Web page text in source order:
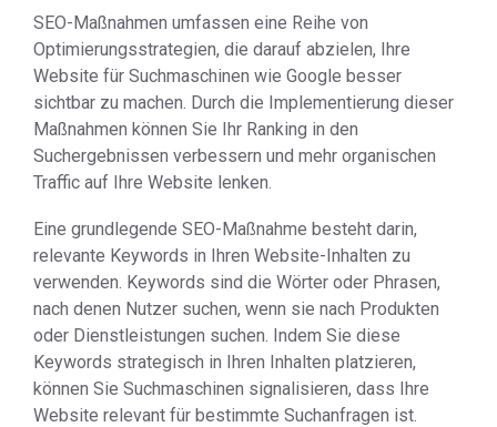
SEO-Maßnahmen umfassen eine Reihe von
Optimierungsstrategien, die darauf abzielen, Ihre
Website für Suchmaschinen wie Google besser
sichtbar zu machen. Durch die Implementierung dieser
Maßnahmen können Sie Ihr Ranking in den
Suchergebnissen verbessern und mehr organischen
Traffic auf Ihre Website lenken.
Eine grundlegende SEO-Maßnahme besteht darin,
relevante Keywords in Ihren Website-Inhalten zu
verwenden. Keywords sind die Wörter oder Phrasen,
nach denen Nutzer suchen, wenn sie nach Produkten
oder Dienstleistungen suchen. Indem Sie diese
Keywords strategisch in Ihren Inhalten platzieren,
können Sie Suchmaschinen signalisieren, dass Ihre
Website relevant für bestimmte Suchanfragen ist.